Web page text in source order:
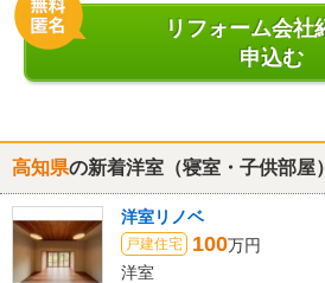
リフォーム会社
申込む
高知県の新着洋室（寝室・子供部屋
洋室リノベ
戸建住宅 100万円
洋室